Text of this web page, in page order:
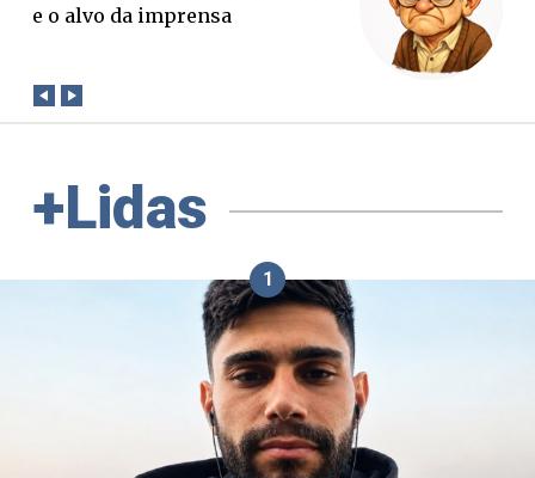
verdade. Mas quem paga a
+Lidas
1